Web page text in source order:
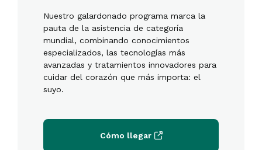
Nuestro galardonado programa marca la
pauta de la asistencia de categoría
mundial, combinando conocimientos
especializados, las tecnologías más
avanzadas y tratamientos innovadores para
cuidar del corazón que más importa: el
suyo.
Cómo llegar